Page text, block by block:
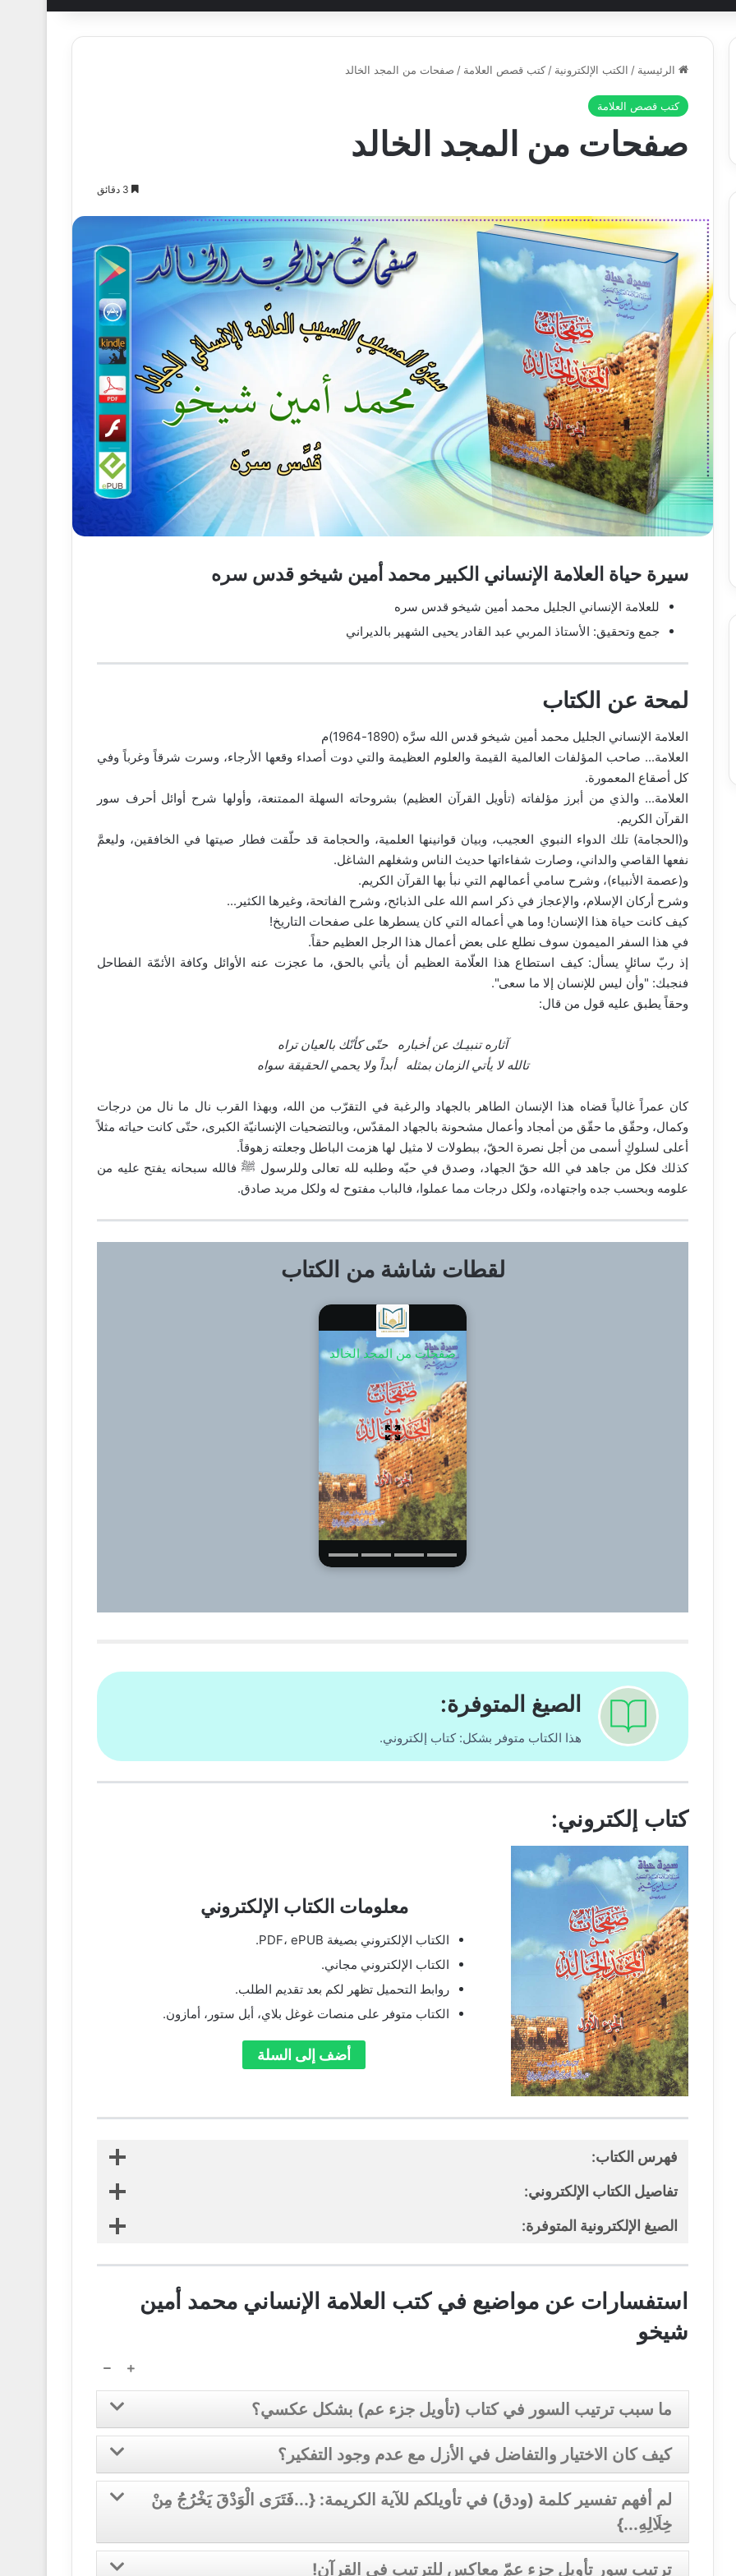
الرئيسية / الكتب الإلكترونية / كتب قصص العلامة / صفحات من المجد الخالد
كتب قصص العلامة
صفحات من المجد الخالد
سيرة حياة العلامة الإنساني الكبير محمد أمين شيخو قدس سره
للعلامة الإنساني الجليل محمد أمين شيخو قدس سره
جمع وتحقيق: الأستاذ المربي عبد القادر يحيى الشهير بالديراني
لمحة عن الكتاب
العلامة الإنساني الجليل محمد أمين شيخو قدس الله سرَّه (1890-1964)م
العلامة... صاحب المؤلفات العالمية القيمة والعلوم العظيمة والتي دوت أصداء وقعها الأرجاء، وسرت شرقاً وغرباً وفي
كل أصقاع المعمورة.
العلامة... والذي من أبرز مؤلفاته (تأويل القرآن العظيم) بشروحاته السهلة الممتنعة، وأولها شرح أوائل أحرف سور
القرآن الكريم.
و(الحجامة) تلك الدواء النبوي العجيب، وبيان قوانينها العلمية، والحجامة قد حلّقت فطار صيتها في الخافقين، وليعمَّ
نفعها القاصي والداني، وصارت شفاءاتها حديث الناس وشغلهم الشاغل.
و(عصمة الأنبياء)، وشرح سامي أعمالهم التي نبأ بها القرآن الكريم.
وشرح أركان الإسلام، والإعجاز في ذكر اسم الله على الذبائح، وشرح الفاتحة، وغيرها الكثير...
كيف كانت حياة هذا الإنسان! وما هي أعماله التي كان يسطرها على صفحات التاريخ!
في هذا السفر الميمون سوف نطلع على بعض أعمال هذا الرجل العظيم حقاً.
إذ ربّ سائلٍ يسأل: كيف استطاع هذا العلّامة العظيم أن يأتي بالحق، ما عجزت عنه الأوائل وكافة الأئمّة الفطاحل
فنجبك: "وأن ليس للإنسان إلا ما سعى".
وحقاً يطبق عليه قول من قال:
آثاره تنبيـك عن أخباره حتّى كأنّك بالعيان تراه
تالله لا يأتي الزمان بمثله أبداً ولا يحمي الحقيقة سواه
كان عمراً غالياً قضاه هذا الإنسان الطاهر بالجهاد والرغبة في التقرّب من الله، وبهذا القرب نال ما نال من درجات
وكمال، وحقّق ما حقّق من أمجاد وأعمال مشحونة بالجهاد المقدّس، وبالتضحيات الإنسانيّة الكبرى، حتّى كانت حياته مثلاً
أعلى لسلوكٍ أسمى من أجل نصرة الحقّ، ببطولات لا مثيل لها هزمت الباطل وجعلته زهوقاً.
كذلك فكل من جاهد في الله حقّ الجهاد، وصدق في حبّه وطلبه لله تعالى وللرسول ﷺ فالله سبحانه يفتح عليه من
علومه وبحسب جده واجتهاده، ولكل درجات مما عملوا، فالباب مفتوح له ولكل مريد صادق.
لقطات شاشة من الكتاب
صفحات من المجد الخالد
الصيغ المتوفرة:
هذا الكتاب متوفر بشكل: كتاب إلكتروني.
كتاب إلكتروني:
معلومات الكتاب الإلكتروني
الكتاب الإلكتروني بصيغة PDF، ePUB.
الكتاب الإلكتروني مجاني.
روابط التحميل تظهر لكم بعد تقديم الطلب.
الكتاب متوفر على منصات غوغل بلاي، أبل ستور، أمازون.
أضف إلى السلة
فهرس الكتاب:
تفاصيل الكتاب الإلكتروني:
الصيغ الإلكترونية المتوفرة:
استفسارات عن مواضيع في كتب العلامة الإنساني محمد أمين
شيخو
ما سبب ترتيب السور في كتاب (تأويل جزء عم) بشكل عكسي؟
كيف كان الاختيار والتفاضل في الأزل مع عدم وجود التفكير؟
لم أفهم تفسير كلمة (ودق) في تأويلكم للآية الكريمة: {...فَتَرَى الْوَدْقَ يَخْرُجُ مِنْ
خِلَالِهِ...}
ترتيب سور تأويل جزء عمّ معاكس للترتيب في القرآن!